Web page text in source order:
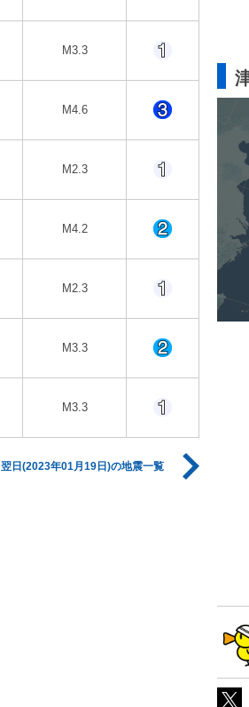
M3.3
M4.6
M2.3
M4.2
M2.3
M3.3
M3.3
翌日(2023年01月19日)の地震一覧